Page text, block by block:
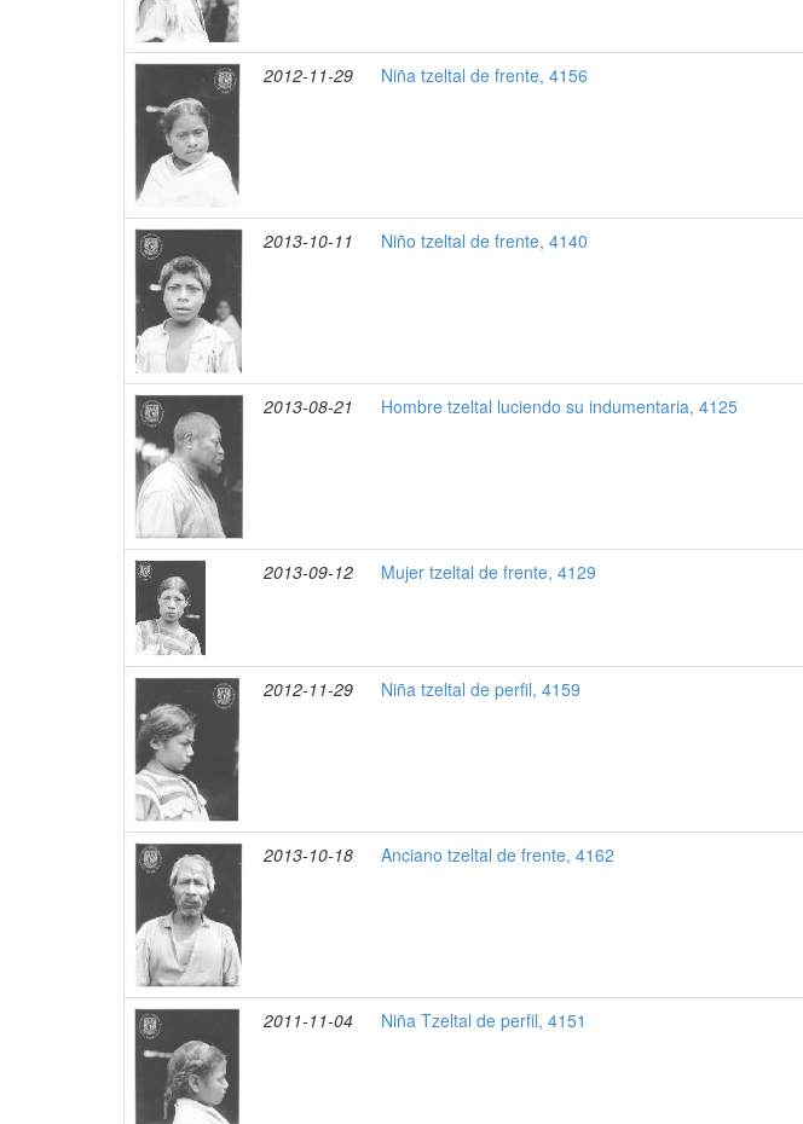
2012-11-29 Niña tzeltal de frente, 4156
2013-10-11 Niño tzeltal de frente, 4140
2013-08-21 Hombre tzeltal luciendo su indumentaria, 4125
2013-09-12 Mujer tzeltal de frente, 4129
2012-11-29 Niña tzeltal de perfil, 4159
2013-10-18 Anciano tzeltal de frente, 4162
2011-11-04 Niña Tzeltal de perfil, 4151